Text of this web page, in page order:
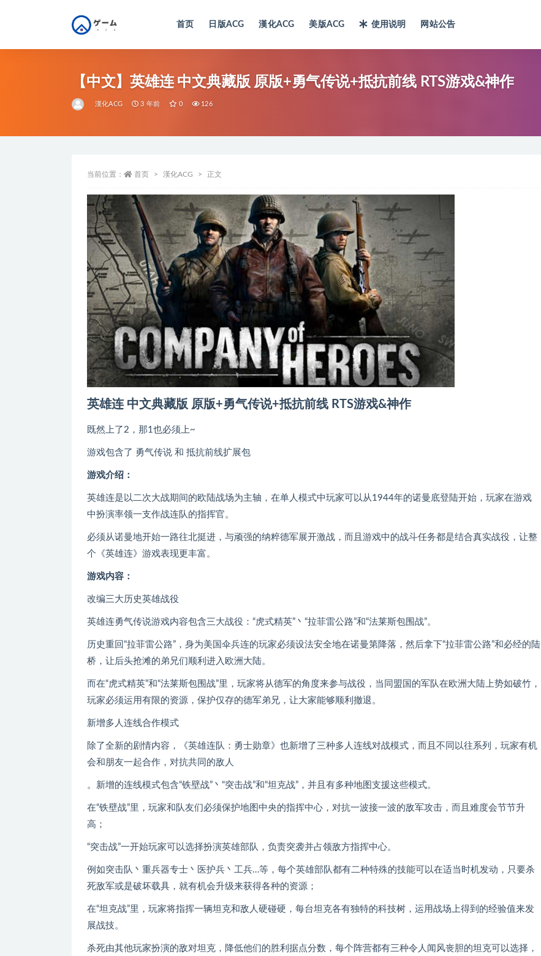
首页 日版ACG 漢化ACG 美版ACG 使用说明 网站公告
【中文】英雄连 中文典藏版 原版+勇气传说+抵抗前线 RTS游戏&神作
漢化ACG 3 年前 0 126
当前位置： 首页 漢化ACG 正文
英雄连 中文典藏版 原版+勇气传说+抵抗前线 RTS游戏&神作
既然上了2，那1也必须上~
游戏包含了 勇气传说 和 抵抗前线扩展包
游戏介绍：
英雄连是以二次大战期间的欧陆战场为主轴，在单人模式中玩家可以从1944年的诺曼底登陆开始，玩家在游戏
中扮演率领一支作战连队的指挥官。
必须从诺曼地开始一路往北挺进，与顽强的纳粹德军展开激战，而且游戏中的战斗任务都是结合真实战役，让整
个《英雄连》游戏表现更丰富。
游戏内容：
改编三大历史英雄战役
英雄连勇气传说游戏内容包含三大战役：“虎式精英”丶“拉菲雷公路”和“法莱斯包围战”。
历史重回“拉菲雷公路”，身为美国伞兵连的玩家必须设法安全地在诺曼第降落，然后拿下“拉菲雷公路”和必经的陆
桥，让后头抢滩的弟兄们顺利进入欧洲大陆。
而在“虎式精英”和“法莱斯包围战”里，玩家将从德军的角度来参与战役，当同盟国的军队在欧洲大陆上势如破竹，
玩家必须运用有限的资源，保护仅存的德军弟兄，让大家能够顺利撤退。
新增多人连线合作模式
除了全新的剧情内容，《英雄连队：勇士勋章》也新增了三种多人连线对战模式，而且不同以往系列，玩家有机
会和朋友一起合作，对抗共同的敌人
。新增的连线模式包含“铁壁战”丶“突击战”和“坦克战”，并且有多种地图支援这些模式。
在“铁壁战”里，玩家和队友们必须保护地图中央的指挥中心，对抗一波接一波的敌军攻击，而且难度会节节升
高；
“突击战”一开始玩家可以选择扮演英雄部队，负责突袭并占领敌方指挥中心。
例如突击队丶重兵器专士丶医护兵丶工兵…等，每个英雄部队都有二种特殊的技能可以在适当时机发动，只要杀
死敌军或是破坏载具，就有机会升级来获得各种的资源；
在“坦克战”里，玩家将指挥一辆坦克和敌人硬碰硬，每台坦克各有独特的科技树，运用战场上得到的经验值来发
展战技。
杀死由其他玩家扮演的敌对坦克，降低他们的胜利据点分数，每个阵营都有三种令人闻风丧胆的坦克可以选择，